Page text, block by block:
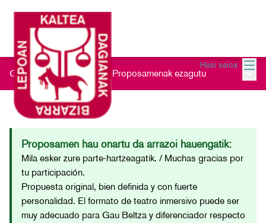
Hasi saioa
Gau Beltz Gaztea 2026 / Proposamenak ezagutu
Proposamen hau onartu da arrazoi hauengatik:
Mila esker zure parte-hartzeagatik. / Muchas gracias por
tu participación.
Propuesta original, bien definida y con fuerte
personalidad. El formato de teatro inmersivo puede ser
muy adecuado para Gau Beltza y diferenciador respecto